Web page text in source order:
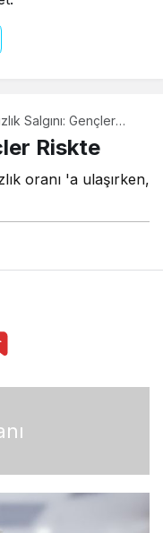
Salgını: Gençler
Riskte
oranı 'a ulaşırken,